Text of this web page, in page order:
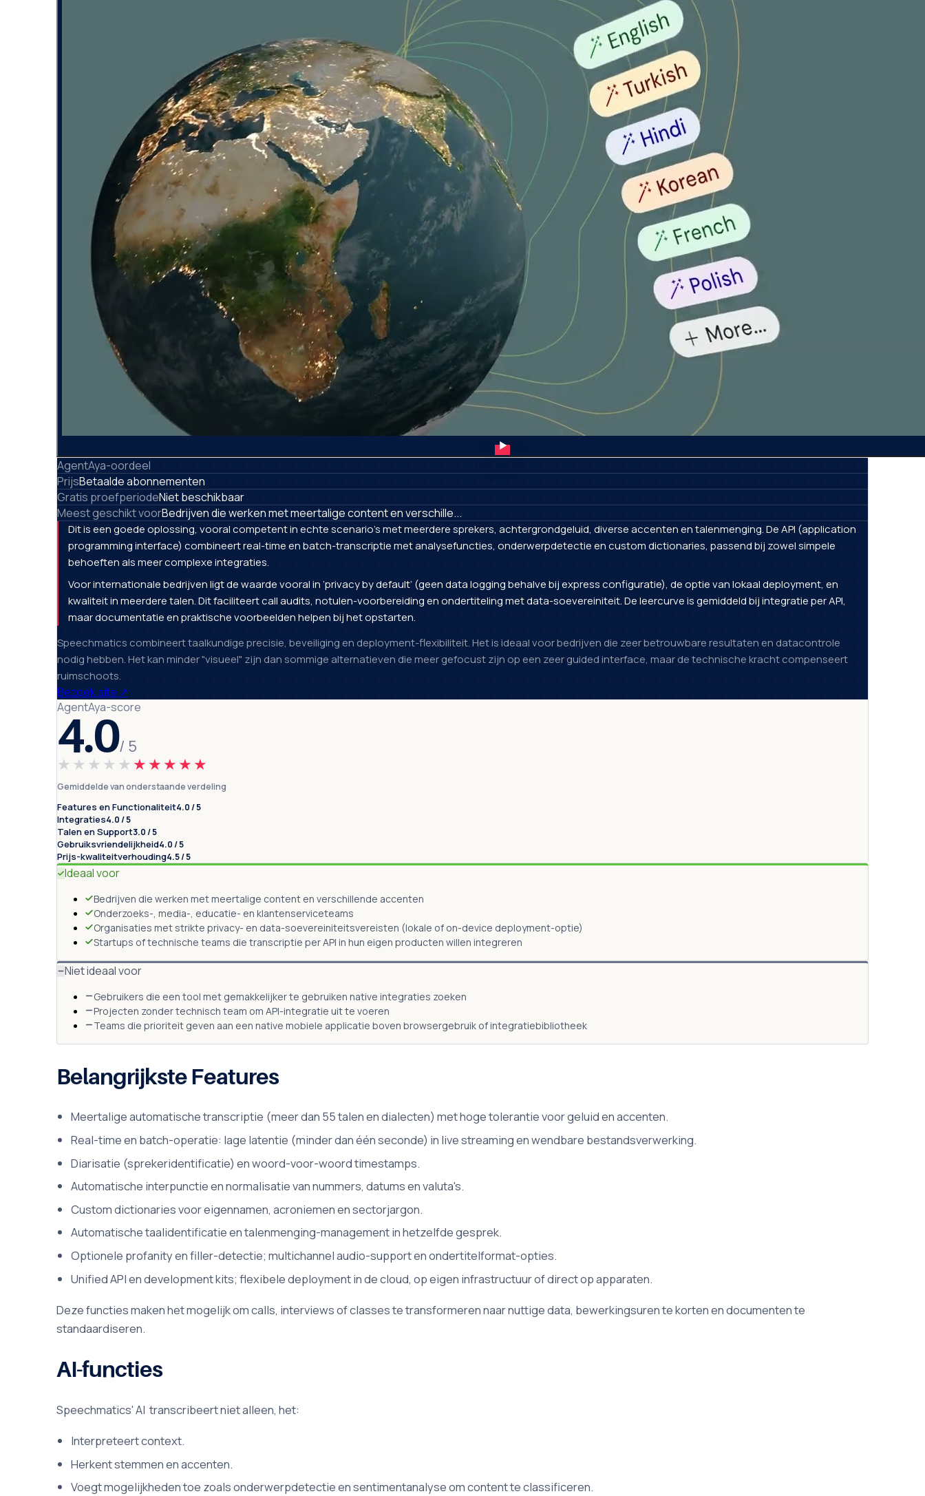
AgentAya-oordeel
PrijsBetaalde abonnementen
Gratis proefperiodeNiet beschikbaar
Meest geschikt voorBedrijven die werken met meertalige content en verschille...
Dit is een goede oplossing, vooral competent in echte scenario's met meerdere sprekers, achtergrondgeluid, diverse accenten en talenmenging. De API (application
programming interface) combineert real-time en batch-transcriptie met analysefuncties, onderwerpdetectie en custom dictionaries, passend bij zowel simpele
behoeften als meer complexe integraties.
Voor internationale bedrijven ligt de waarde vooral in ‘privacy by default’ (geen data logging behalve bij express configuratie), de optie van lokaal deployment, en
kwaliteit in meerdere talen. Dit faciliteert call audits, notulen-voorbereiding en ondertiteling met data-soevereiniteit. De leercurve is gemiddeld bij integratie per API,
maar documentatie en praktische voorbeelden helpen bij het opstarten.
Speechmatics combineert taalkundige precisie, beveiliging en deployment-flexibiliteit. Het is ideaal voor bedrijven die zeer betrouwbare resultaten en datacontrole
nodig hebben. Het kan minder "visueel" zijn dan sommige alternatieven die meer gefocust zijn op een zeer guided interface, maar de technische kracht compenseert
ruimschoots.
Bezoek site ↗
AgentAya-score
4.0/ 5
★★★★★ ★★★★★
Gemiddelde van onderstaande verdeling
Features en Functionaliteit4.0 / 5
Integraties4.0 / 5
Talen en Support3.0 / 5
Gebruiksvriendelijkheid4.0 / 5
Prijs-kwaliteitverhouding4.5 / 5
Ideaal voor
Bedrijven die werken met meertalige content en verschillende accenten
Onderzoeks-, media-, educatie- en klantenserviceteams
Organisaties met strikte privacy- en data-soevereiniteitsvereisten (lokale of on-device deployment-optie)
Startups of technische teams die transcriptie per API in hun eigen producten willen integreren
Niet ideaal voor
Gebruikers die een tool met gemakkelijker te gebruiken native integraties zoeken
Projecten zonder technisch team om API-integratie uit te voeren
Teams die prioriteit geven aan een native mobiele applicatie boven browsergebruik of integratiebibliotheek
Belangrijkste Features
Meertalige automatische transcriptie (meer dan 55 talen en dialecten) met hoge tolerantie voor geluid en accenten.
Real-time en batch-operatie: lage latentie (minder dan één seconde) in live streaming en wendbare bestandsverwerking.
Diarisatie (sprekeridentificatie) en woord-voor-woord timestamps.
Automatische interpunctie en normalisatie van nummers, datums en valuta's.
Custom dictionaries voor eigennamen, acroniemen en sectorjargon.
Automatische taalidentificatie en talenmenging-management in hetzelfde gesprek.
Optionele profanity en filler-detectie; multichannel audio-support en ondertitelformat-opties.
Unified API en development kits; flexibele deployment in de cloud, op eigen infrastructuur of direct op apparaten.
Deze functies maken het mogelijk om calls, interviews of classes te transformeren naar nuttige data, bewerkingsuren te korten en documenten te
standaardiseren.
AI-functies
Speechmatics' AI transcribeert niet alleen, het:
Interpreteert context.
Herkent stemmen en accenten.
Voegt mogelijkheden toe zoals onderwerpdetectie en sentimentanalyse om content te classificeren.